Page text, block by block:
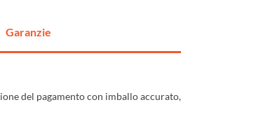
Garanzie
del pagamento con imballo accurato,